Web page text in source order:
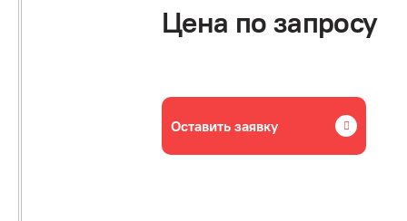
Цена по запросу
Оставить заявку